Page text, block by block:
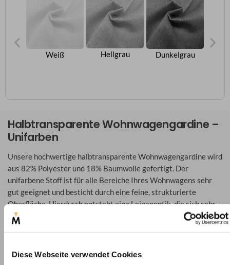
Diese Webseite verwendet Cookies
Weiß Hellgrau Dunkelgrau
Halbtransparente Wohnwagengardine –
Unifarben
Unsere hochwertige halbtransparente Wohnwagengardine wird
aus 82% Polyester und 18% Baumwolle gefertigt. Der
unifarbene Stoff ist für alle Bereiche Ihres Wohnwagens sehr
gut geeignet und besticht durch eine feine, strukturierte
Oberfläche. Hierdurch entsteht eine Leinenoptik, die sich sehr
gut mit anderen Stoffen kombinieren lässt. Durch die
Blicken.